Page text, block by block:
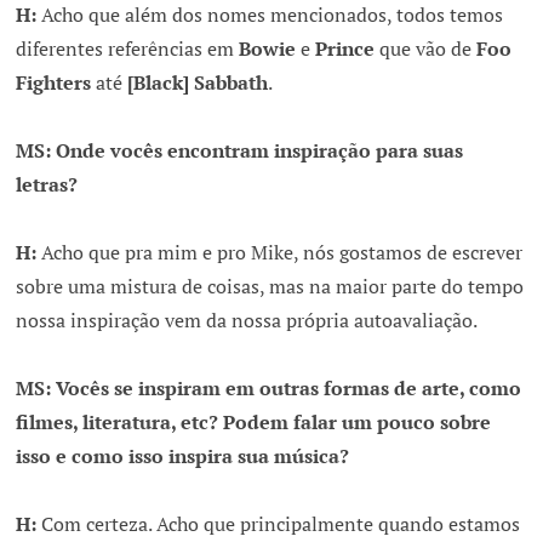
H:Acho que além dos nomes mencionados, todos temos
diferentes referências emBowieePrince que vão deFoo
Fightersaté [Black] Sabbath.
MS: Onde vocês encontram inspiração para suas
letras?
H:Acho que pra mim e pro Mike, nós gostamos de escrever
sobre uma mistura de coisas, mas na maior parte do tempo
nossa inspiração vem da nossa própria autoavaliação.
MS: Vocês se inspiram em outras formas de arte, como
filmes, literatura, etc? Podem falar um pouco sobre
isso e como isso inspira sua música?
H:Com certeza. Acho que principalmente quando estamos